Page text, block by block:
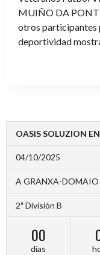
MUIÑO DA
otros participantes
deportividad
OASIS SOLUZION
04/10/2025
A GRANXA-DOMAIO
2ª División B
00
días